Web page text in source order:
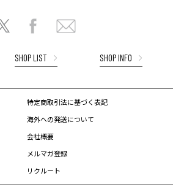
SHOP LIST SHOP INFO
特定商取引法に基づく表記
海外への発送について
会社概要
メルマガ登録
リクルート